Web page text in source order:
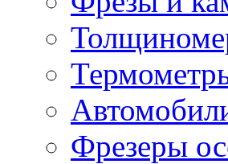
Фрезеры